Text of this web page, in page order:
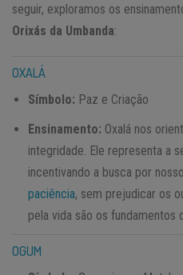
seguir, exploramos os
Orixás da Umbanda:
OXALÁ
Símbolo: Paz e Criação
Ensinamento: Oxalá nos
integridade. Ele representa a
incentivando a busca por
paciência, sem prejudicar os
pela vida são os fundamentos
OGUM